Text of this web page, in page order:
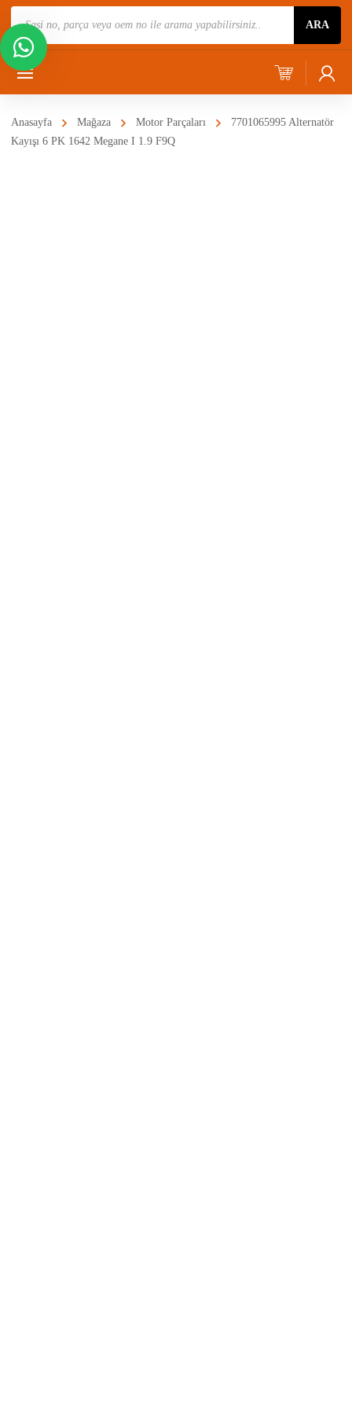
Ara
ARA
Anasayfa Mağaza Motor Parçaları
7701065995 Alternatör
Kayışı 6 PK 1642 Megane I 1.9 F9Q